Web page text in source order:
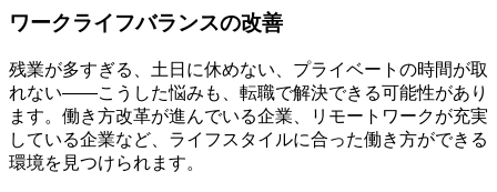
ワークライフバランスの改善
残業が多すぎる、土日に休めない、プライベートの時間が取
れない――こうした悩みも、転職で解決できる可能性があり
ます。働き方改革が進んでいる企業、リモートワークが充実
している企業など、ライフスタイルに合った働き方ができる
環境を見つけられます。